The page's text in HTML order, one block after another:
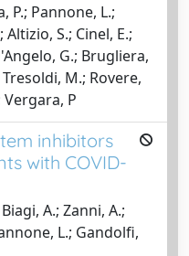
P.; Pannone, L.;
S.; Cinel, E.;
G.; Brugliera,
M.; Rovere,
Vergara, P
inhibitors
with COVID-
A.; Zanni, A.;
L.; Gandolfi,